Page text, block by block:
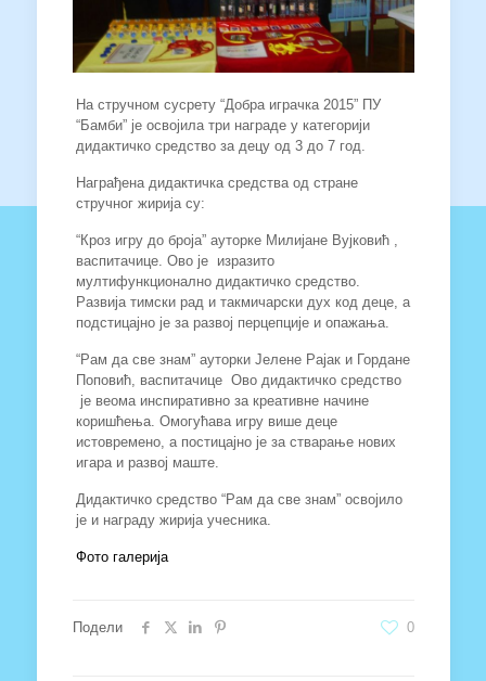
На стручном сусрету “Добра играчка 2015” ПУ
“Бамби” је освојила три награде у категорији
дидактичко средство за децу од 3 до 7 год.
Награђена дидактичка средства од стране
стручног жирија су:
“Кроз игру до броја” ауторке Милијане Вујковић ,
васпитачице. Ово је изразито
мултифункционално дидактичко средство.
Развија тимски рад и такмичарски дух код деце, а
подстицајно је за развој перцепције и опажања.
“Рам да све знам” ауторки Јелене Рајак и Гордане
Поповић, васпитачице Ово дидактичко средство
је веома инспиративно за креативне начине
коришћења. Омогућава игру више деце
истовремено, а постицајно је за стварање нових
игара и развој маште.
Дидактичко средство “Рам да све знам” освојило
је и награду жирија учесника.
Фото галерија
Подели 0